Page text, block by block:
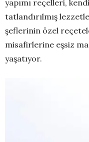
yapımı reçelleri,
tatlandırılmış
şeflerinin özel
misafirlerine eşsiz
yaşatıyor.